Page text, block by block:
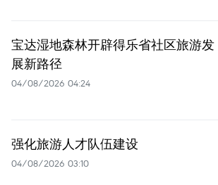
宝达湿地森林开辟得乐省社区旅游发
展新路径
04/08/2026 04:24
强化旅游人才队伍建设
04/08/2026 03:10